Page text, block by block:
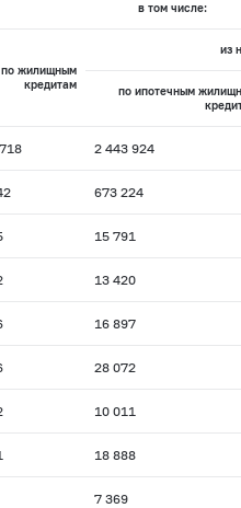
в том числе:
по жилищным
кредитам
из
по ипотечным
2 443 924
673 224
15 791
13 420
16 897
28 072
10 011
18 888
7 369